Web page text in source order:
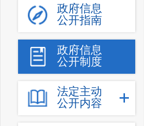
政府信息
公开指南
政府信息
公开制度
法定主动
公开内容